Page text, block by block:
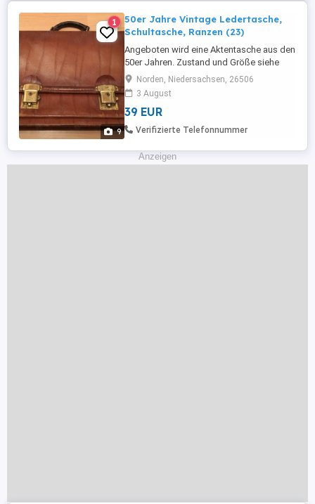
9
1
50er Jahre Vintage Ledertasche,
Schultasche, Ranzen (23)
Angeboten wird eine Aktentasche aus den
50er Jahren. Zustand und Größe siehe
Fotos. Ein Muss für den Sammler. Die
Anzeige ist noch aktuell. Ich habe noch
weitere alte Taschen aus dieser Zeit
inseriert. Bitte beachten Sie meine
weiteren Inserate mit Artikeln aus den 50er,
Norden, Niedersachsen, 26506
3 August
39 EUR
Verifizierte Telefonnummer
Anzeigen